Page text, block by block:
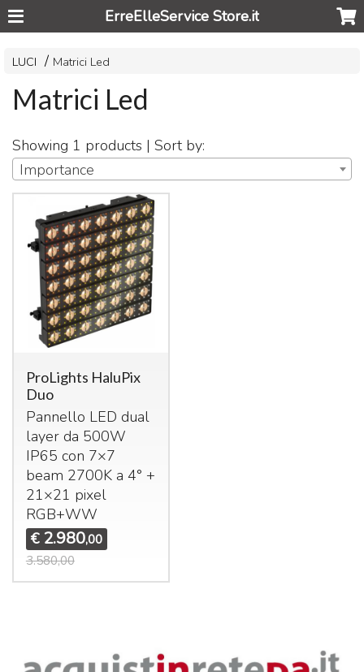
ErreElleService Store.it
LUCI Matrici Led
Matrici Led
Showing 1 products | Sort by:
Importance
ProLights HaluPix
Duo
Pannello LED dual
layer da 500W
IP65 con 7×7
beam 2700K a 4° +
21×21 pixel
RGB+WW
€ 2.980,00
3.580,00